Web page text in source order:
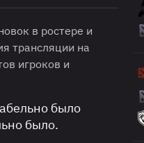
в ростере и
трансляции на
игроков и
было
было.